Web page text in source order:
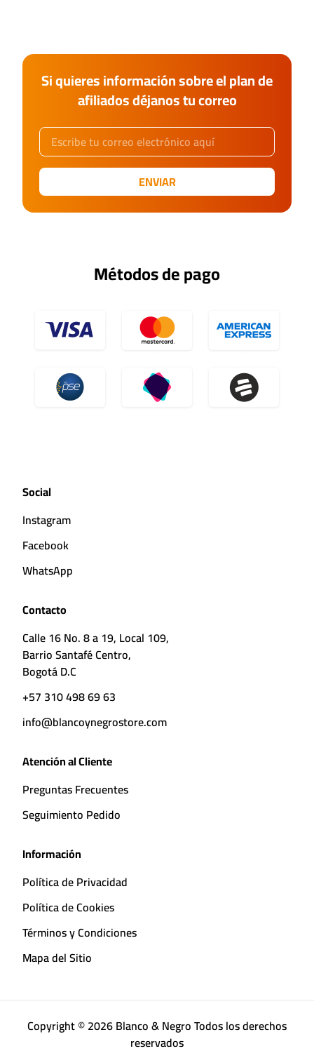
Si quieres información sobre el plan de
afiliados déjanos tu correo
ENVIAR
Métodos de pago
Social
Instagram
Facebook
WhatsApp
Contacto
Calle 16 No. 8 a 19, Local 109,
Barrio Santafé Centro,
Bogotá D.C
+57 310 498 69 63
info@blancoynegrostore.com
Atención al Cliente
Preguntas Frecuentes
Seguimiento Pedido
Información
Política de Privacidad
Política de Cookies
Términos y Condiciones
Mapa del Sitio
Copyright © 2026 Blanco & Negro Todos los derechos
reservados